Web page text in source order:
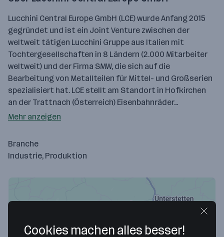
Lucchini Central Europe GmbH (LCE) wurde Anfang 2015
gegründet und ist ein Joint Venture zwischen der
weltweit tätigen Lucchini Gruppe aus Italien mit
Tochtergesellschaften in 8 Ländern (2.000 Mitarbeiter
weltweit) und der Firma SMW, die sich auf die
Bearbeitung von Metallteilen für Mittel- und Großserien
spezialisiert hat. LCE stellt am Standort in Hofkirchen
an der Trattnach (Österreich) Eisenbahnräder…
Mehr anzeigen
Branche
Industrie, Produktion
Cookies machen alles besser!